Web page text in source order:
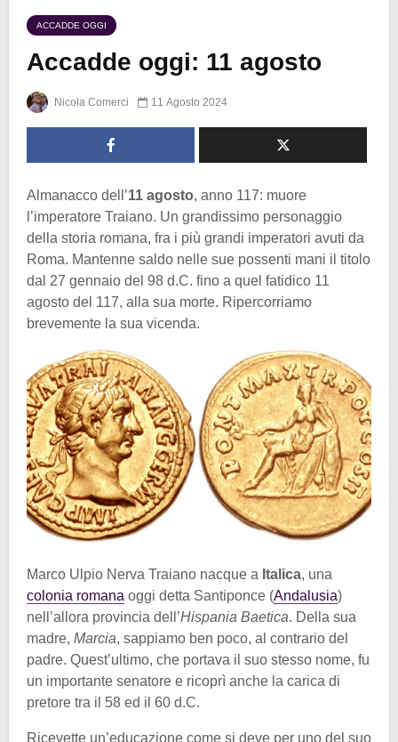
ACCADDE OGGI
Accadde oggi: 11 agosto
Nicola Comerci 11 Agosto 2024
Almanacco dell’11 agosto, anno 117: muore
l’imperatore Traiano. Un grandissimo personaggio
della storia romana, fra i più grandi imperatori avuti da
Roma. Mantenne saldo nelle sue possenti mani il titolo
dal 27 gennaio del 98 d.C. fino a quel fatidico 11
agosto del 117, alla sua morte. Ripercorriamo
brevemente la sua vicenda.
Marco Ulpio Nerva Traiano nacque a Italica, una
colonia romana oggi detta Santiponce (Andalusia)
nell’allora provincia dell’Hispania Baetica. Della sua
madre, Marcia, sappiamo ben poco, al contrario del
padre. Quest’ultimo, che portava il suo stesso nome, fu
un importante senatore e ricoprì anche la carica di
pretore tra il 58 ed il 60 d.C.
Ricevette un’educazione come si deve per uno del suo